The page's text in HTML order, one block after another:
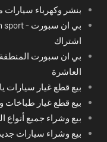
بنشر وكهرباء سيارات
اشتراك
بي ان سبورت
العاشرة
بيع قطع غيار سيارات
بيع قطع غيار طباخات
بيع وشراء جميع
بيع وشراء سيارات